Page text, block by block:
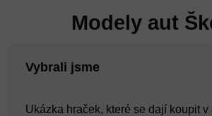
Modely aut
Vybrali jsme
Ukázka hraček, které se dají koupit v